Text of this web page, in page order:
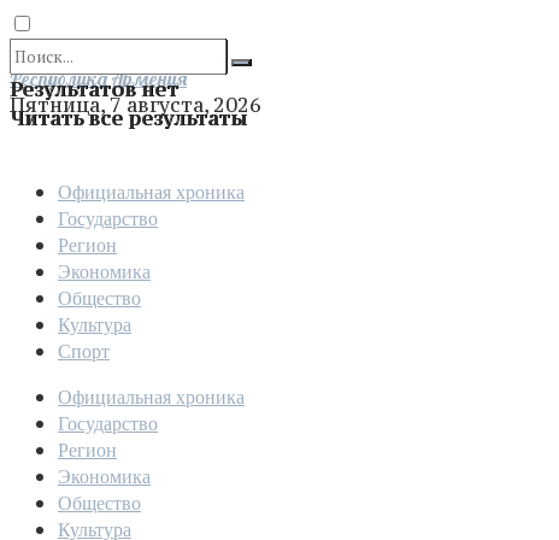
Результатов нет
Читать все результаты
Отправить
Республика Армения
Пятница, 7 августа, 2026
Официальная хроника
Государство
Регион
Экономика
Общество
Культура
Спорт
Официальная хроника
Государство
Регион
Экономика
Общество
Культура